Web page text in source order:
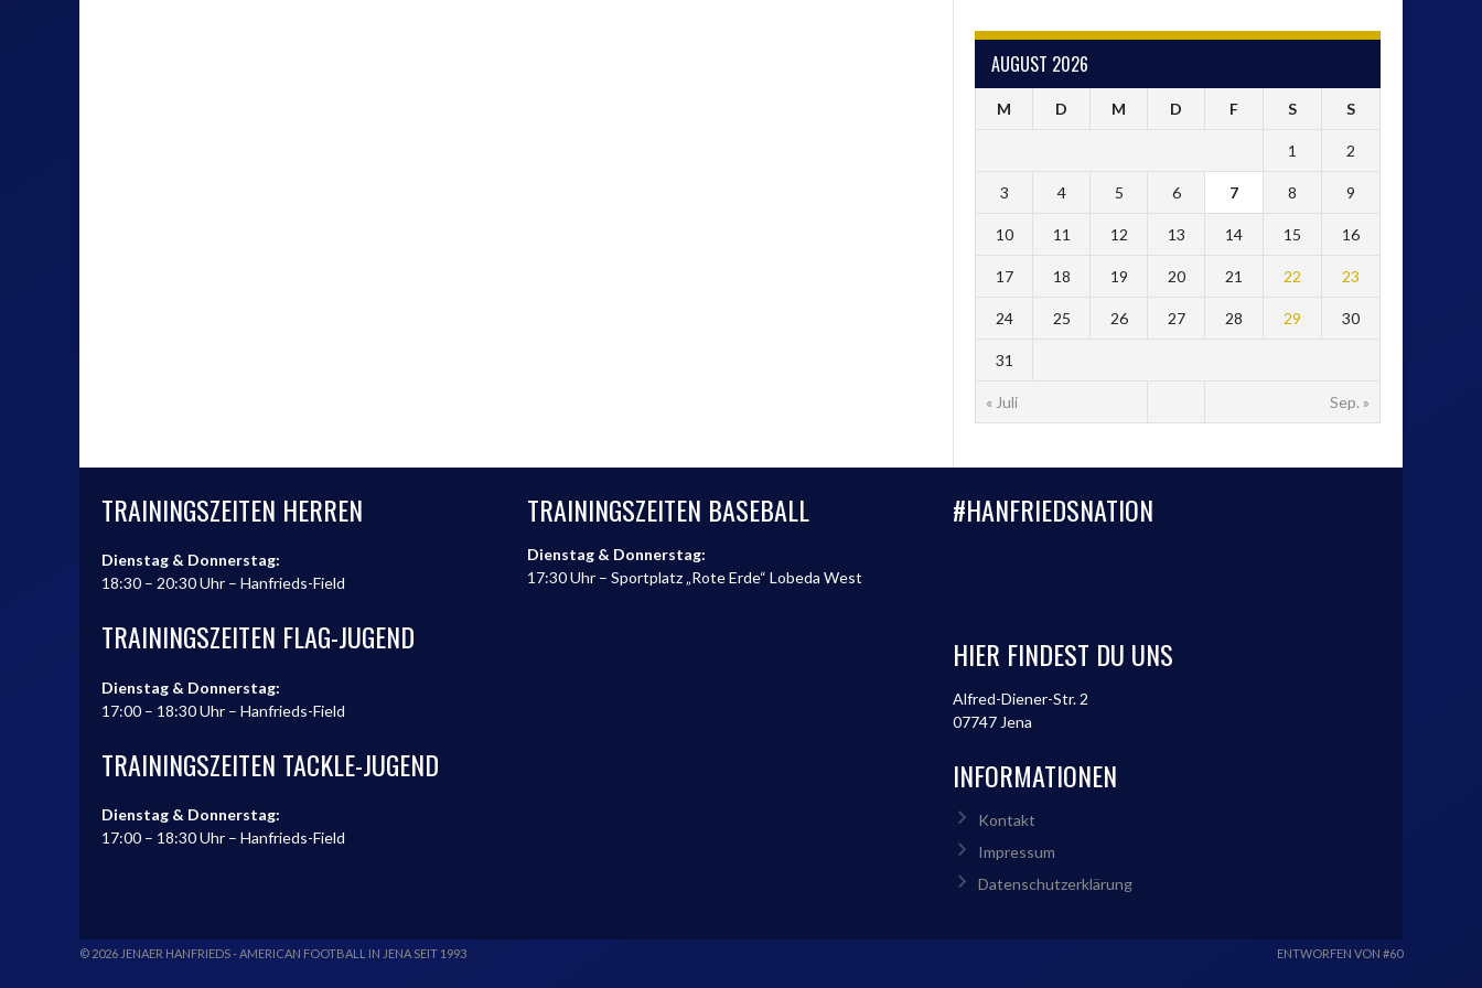
AUGUST 2026
M D M D F S S
« Juli Sep. »
1 2
3 4 5 6 7 8 9
10 11 12 13 14 15 16
17 18 19 20 21 22 23
24 25 26 27 28 29 30
31
TRAININGSZEITEN HERREN
Dienstag & Donnerstag:
18:30 – 20:30 Uhr – Hanfrieds-Field
TRAININGSZEITEN FLAG-JUGEND
Dienstag & Donnerstag:
17:00 – 18:30 Uhr – Hanfrieds-Field
TRAININGSZEITEN TACKLE-JUGEND
Dienstag & Donnerstag:
17:00 – 18:30 Uhr – Hanfrieds-Field
TRAININGSZEITEN BASEBALL
Dienstag & Donnerstag:
17:30 Uhr – Sportplatz „Rote Erde“ Lobeda West
#HANFRIEDSNATION
HIER FINDEST DU UNS
Alfred-Diener-Str. 2
07747 Jena
INFORMATIONEN
Kontakt
Impressum
Datenschutzerklärung
© 2026 JENAER HANFRIEDS - AMERICAN FOOTBALL IN JENA SEIT 1993 ENTWORFEN VON #60